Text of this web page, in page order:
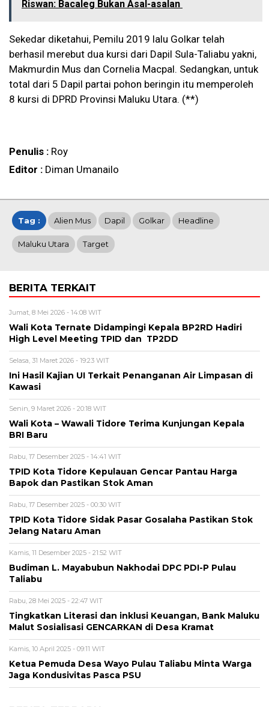
Riswan: Bacaleg Bukan Asal-asalan
Sekedar diketahui, Pemilu 2019 lalu Golkar telah
berhasil merebut dua kursi dari Dapil Sula-Taliabu yakni,
Makmurdin Mus dan Cornelia Macpal. Sedangkan, untuk
total dari 5 Dapil partai pohon beringin itu memperoleh
8 kursi di DPRD Provinsi Maluku Utara. (**)
Penulis : Roy
Editor : Diman Umanailo
Tag : Alien Mus Dapil Golkar Headline
Maluku Utara Target
BERITA TERKAIT
Jumat, 8 Mei 2026 - 14:08 WIT
Wali Kota Ternate Didampingi Kepala BP2RD Hadiri
High Level Meeting TPID dan TP2DD
Selasa, 31 Maret 2026 - 19:23 WIT
Ini Hasil Kajian UI Terkait Penanganan Air Limpasan di
Kawasi
Senin, 9 Maret 2026 - 20:18 WIT
Wali Kota – Wawali Tidore Terima Kunjungan Kepala
BRI Baru
Rabu, 17 Desember 2025 - 14:41 WIT
TPID Kota Tidore Kepulauan Gencar Pantau Harga
Bapok dan Pastikan Stok Aman
Rabu, 17 Desember 2025 - 00:30 WIT
TPID Kota Tidore Sidak Pasar Gosalaha Pastikan Stok
Jelang Nataru Aman
Kamis, 11 Desember 2025 - 21:52 WIT
Budiman L. Mayabubun Nakhodai DPC PDI-P Pulau
Taliabu
Rabu, 28 Mei 2025 - 22:47 WIT
Tingkatkan Literasi dan inklusi Keuangan, Bank Maluku
Malut Sosialisasi GENCARKAN di Desa Kramat
Kamis, 10 April 2025 - 09:11 WIT
Ketua Pemuda Desa Wayo Pulau Taliabu Minta Warga
Jaga Kondusivitas Pasca PSU